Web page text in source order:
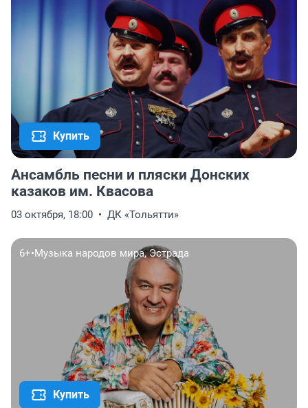
Купить
Ансамбль песни и пляски Донских
казаков им. Квасова
03 октября, 18:00 ДК «Тольятти»
6+•Музыка народов мира, Эстрада
Купить